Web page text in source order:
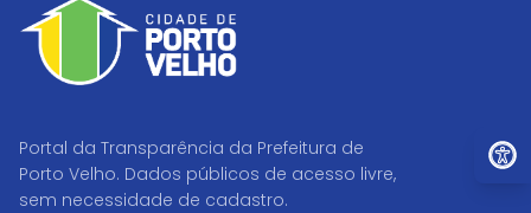
Portal da Transparência da Prefeitura de
Porto Velho. Dados públicos de acesso livre,
sem necessidade de cadastro.
Ir